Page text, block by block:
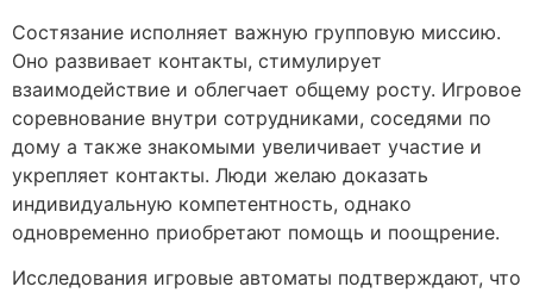
Состязание исполняет важную групповую миссию.
Оно развивает контакты, стимулирует
взаимодействие и облегчает общему росту. Игровое
соревнование внутри сотрудниками, соседями по
дому а также знакомыми увеличивает участие и
укрепляет контакты. Люди желаю доказать
индивидуальную компетентность, однако
одновременно приобретают помощь и поощрение.
Исследования игровые автоматы подтверждают, что